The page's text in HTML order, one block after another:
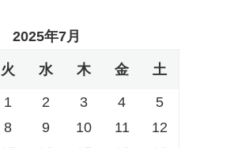
2025年7月
火 水 木 金 土
1 2 3 4
5
8 9 10 11
12